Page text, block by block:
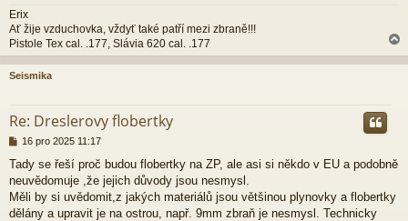
Erix
Ať žije vzduchovka, vždyť také patří mezi zbraně!!!
Pistole Tex cal. .177, Slávia 620 cal. .177
a
h
Seismika
Re: Dreslerovy flobertky
P
í
s
p
ě
16 pro 2025 11:17
Tady se řeší proč budou flobertky na ZP, ale asi si někdo v EU a podobně
neuvědomuje ,že jejich důvody jsou nesmysl.
Měli by si uvědomit,z jakých materiálů jsou většinou plynovky a flobertky
dělány a upravit je na ostrou, např. 9mm zbraň je nesmysl. Technicky